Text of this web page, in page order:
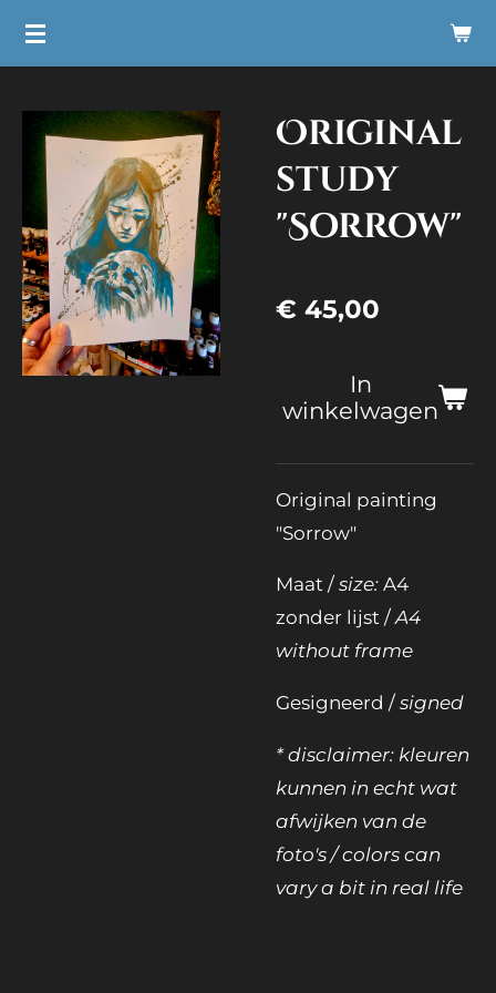
Ga
hoofdinhoud
Original
study
"Sorrow"
€ 45,00
In
winkelwagen
Original painting
"Sorrow"
Maat / size: A4
zonder lijst /A4
without frame
Gesigneerd / signed
* disclaimer: kleuren
kunnen in echt wat
afwijken van de
foto's / colors can
vary a bit in real life